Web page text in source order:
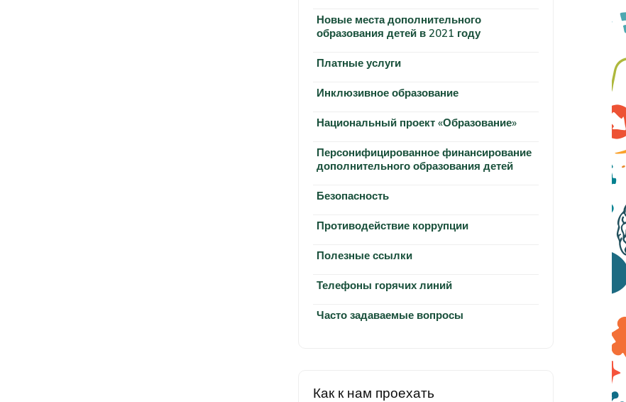
Новые места дополнительного
образования детей в 2021 году
Платные услуги
Инклюзивное образование
Национальный проект «Образование»
Персонифицированное финансирование
дополнительного образования детей
Безопасность
Противодействие коррупции
Полезные ссылки
Телефоны горячих линий
Часто задаваемые вопросы
Как к нам проехать